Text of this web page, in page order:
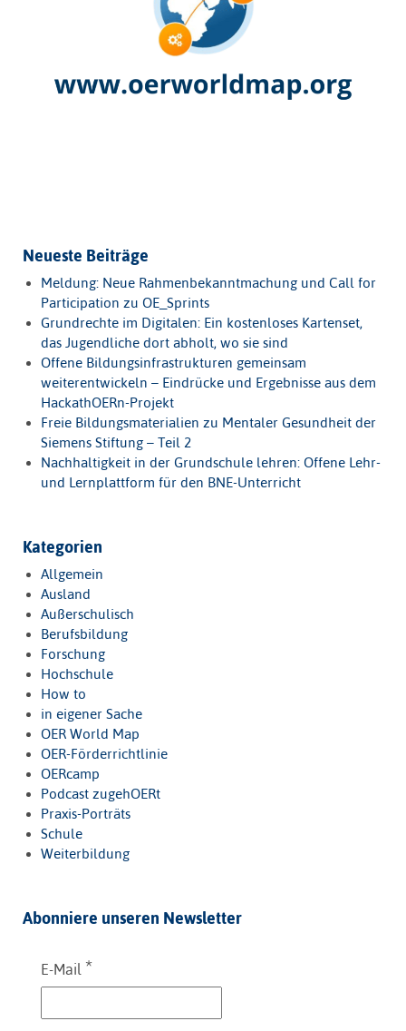
Neueste Beiträge
Meldung: Neue Rahmenbekanntmachung und Call for
Participation zu OE_Sprints
Grundrechte im Digitalen: Ein kostenloses Kartenset,
das Jugendliche dort abholt, wo sie sind
Offene Bildungsinfrastrukturen gemeinsam
weiterentwickeln – Eindrücke und Ergebnisse aus dem
HackathOERn-Projekt
Freie Bildungsmaterialien zu Mentaler Gesundheit der
Siemens Stiftung – Teil 2
Nachhaltigkeit in der Grundschule lehren: Offene Lehr-
und Lernplattform für den BNE-Unterricht
Kategorien
Allgemein
Ausland
Außerschulisch
Berufsbildung
Forschung
Hochschule
How to
in eigener Sache
OER World Map
OER-Förderrichtlinie
OERcamp
Podcast zugehOERt
Praxis-Porträts
Schule
Weiterbildung
Abonniere unseren Newsletter
E-Mail *